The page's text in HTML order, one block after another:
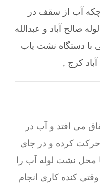
آب از سقف در
صالح آباد و عبدالله
با دستگاه نشت یاب
کرج ,
می افتد و آب در
کرده و در جای
محل نشت لوله آب را
کنده کاری انجام